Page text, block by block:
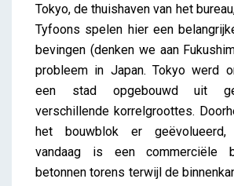
Tokyo, de thuishaven van het
Tyfoons spelen hier een
bevingen (denken we aan
probleem in Japan. Tokyo werd
een stad opgebouwd uit
verschillende korrelgroottes.
het bouwblok er
vandaag is een commerciële
betonnen torens terwijl de